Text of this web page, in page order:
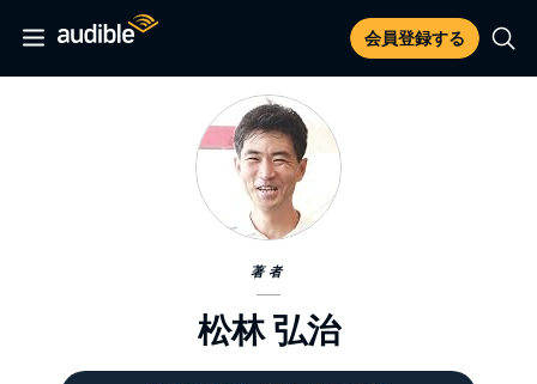
会員登録する
著者
松林 弘治